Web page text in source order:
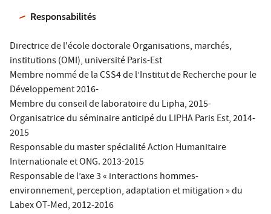
Responsabilités
Directrice de l'école doctorale Organisations, marchés,
institutions (OMI), université Paris-Est
Membre nommé de la CSS4 de l’Institut de Recherche pour le
Développement 2016-
Membre du conseil de laboratoire du Lipha, 2015-
Organisatrice du séminaire anticipé du LIPHA Paris Est, 2014-
2015
Responsable du master spécialité Action Humanitaire
Internationale et ONG. 2013-2015
Responsable de l’axe 3 « interactions hommes-
environnement, perception, adaptation et mitigation » du
Labex OT-Med, 2012-2016